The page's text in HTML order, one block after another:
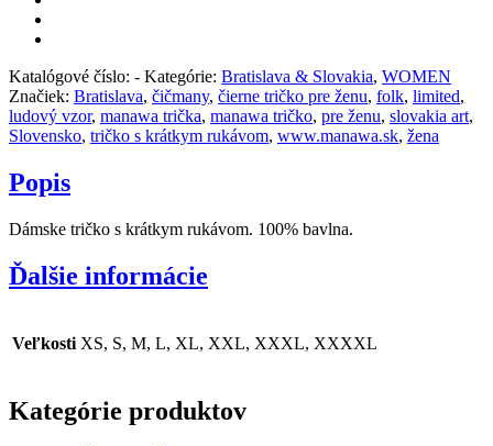
Katalógové číslo: - Kategórie: Bratislava & Slovakia, WOMEN
Značiek: Bratislava, čičmany, čierne tričko pre ženu, folk, limited,
ludový vzor, manawa trička, manawa tričko, pre ženu, slovakia art,
Slovensko, tričko s krátkym rukávom, www.manawa.sk, žena
Popis
Dámske tričko s krátkym rukávom. 100% bavlna.
Ďalšie informácie
Veľkosti XS, S, M, L, XL, XXL, XXXL, XXXXL
Kategórie produktov